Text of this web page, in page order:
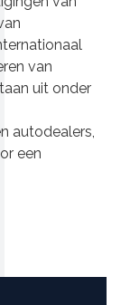
van
uit onder
autodealers,
een